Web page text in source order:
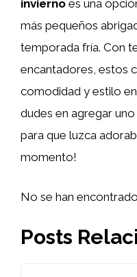
invierno es una
más pequeños
temporada fría. Con
encantadores, estos
comodidad y estilo
dudes en agregar
para que luzca
momento!
No se han
Posts